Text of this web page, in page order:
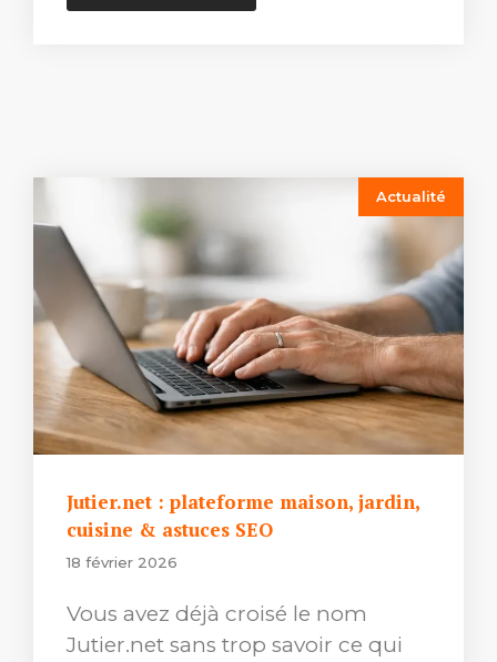
Actualité
Jutier.net : plateforme maison, jardin,
cuisine & astuces SEO
18 février 2026
Vous avez déjà croisé le nom
Jutier.net sans trop savoir ce qui